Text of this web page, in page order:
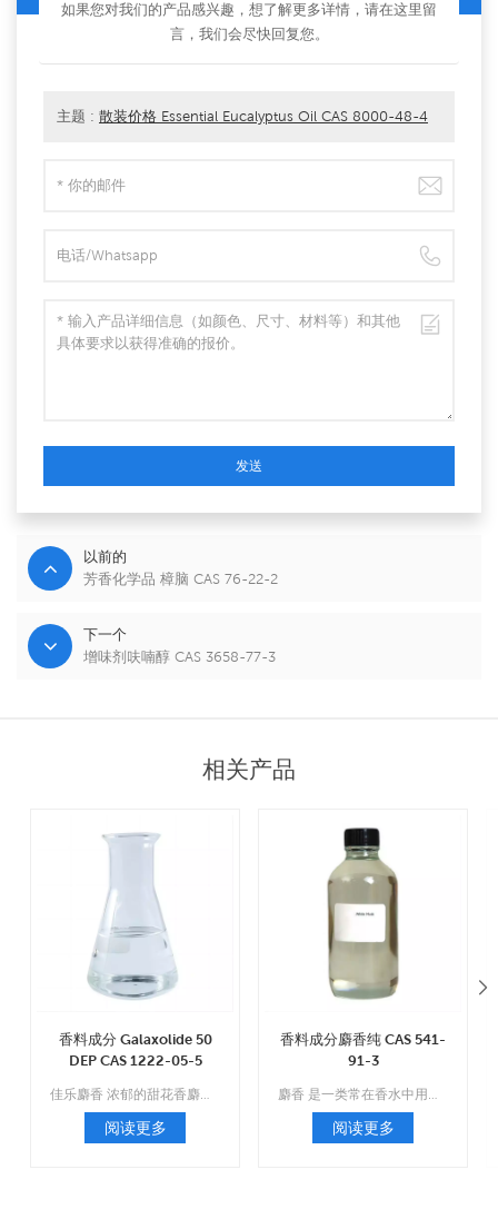
如果您对我们的产品感兴趣，想了解更多详情，请在这里留
言，我们会尽快回复您。
主题 : 散装价格 Essential Eucalyptus Oil CAS 8000-48-4
发送
以前的
芳香化学品 樟脑 CAS 76-22-2
下一个
增味剂呋喃醇 CAS 3658-77-3
相关产品
香料成分 Galaxolide 50
DEP CAS 1222-05-5
佳乐麝香 浓郁的甜花香麝香气息，干净的大环皂粉状内酯味，略带果香。
阅读更多
香料成分麝香纯 CAS 541-
91-3
麝香 是一类常在香水中用作基香的芳香物质。
阅读更多